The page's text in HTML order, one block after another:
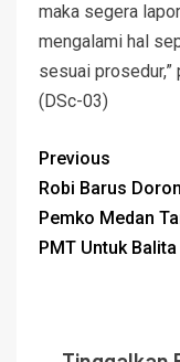
maka segera
mengalami hal
sesuai prosedur,”
(DSc-03)
Previous
Robi Barus
Pemko Medan
PMT Untuk Balita